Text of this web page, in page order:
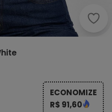
ECONOMIZE
R$ 91,60